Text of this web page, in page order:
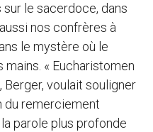
le sacerdoce, dans
nos confrères à
le mystère où le
mains. « Eucharistomen
Berger, voulait souligner
du remerciement
parole plus profonde